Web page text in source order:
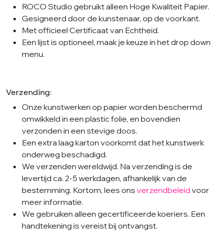
ROCO Studio gebruikt alleen Hoge Kwaliteit Papier.
Gesigneerd door de kunstenaar, op de voorkant.
Met officieel Certificaat van Echtheid.
Een lijst is optioneel, maak je keuze in het drop down
menu.
Verzending:
Onze kunstwerken op papier worden beschermd
omwikkeld in een plastic folie, en bovendien
verzonden in een stevige doos.
Een extra laag karton voorkomt dat het kunstwerk
onderweg beschadigd.
We verzenden wereldwijd. Na verzending is de
levertijd ca. 2-5 werkdagen, afhankelijk van de
bestemming. Kortom, lees ons verzendbeleid voor
meer informatie.
We gebruiken alleen gecertificeerde koeriers. Een
handtekening is vereist bij ontvangst.